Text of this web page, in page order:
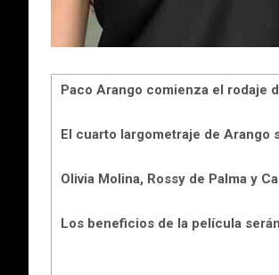
Paco Arango comienza el rodaje
El cuarto largometraje de Arango
Olivia Molina, Rossy de Palma y
Los beneficios de la película